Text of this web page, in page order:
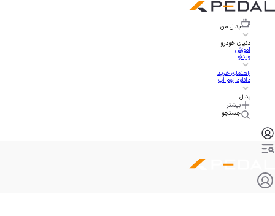
پدال من
دنیای خودرو
آموزش
ویدئو
راهنمای خرید
دانلود زوم اپ
پدال
بیشتر
جستجو